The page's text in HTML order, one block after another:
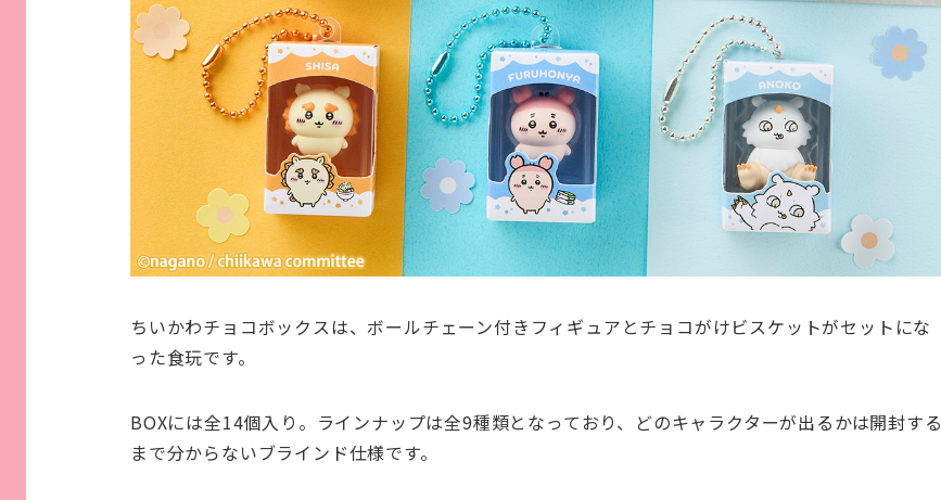
ちいかわチョコボックスは、ボールチェーン付きフィギュアとチョコがけビスケットがセットにな
った食玩です。
BOXには全14個入り。ラインナップは全9種類となっており、どのキャラクターが出るかは開封する
まで分からないブラインド仕様です。